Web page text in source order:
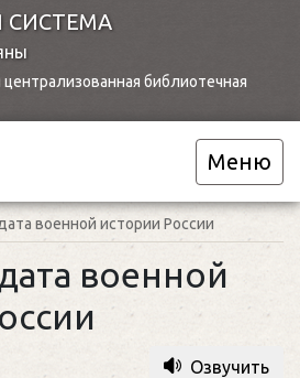
СИСТЕМА
библиотечная
Меню
военной истории России
военной
Озвучить